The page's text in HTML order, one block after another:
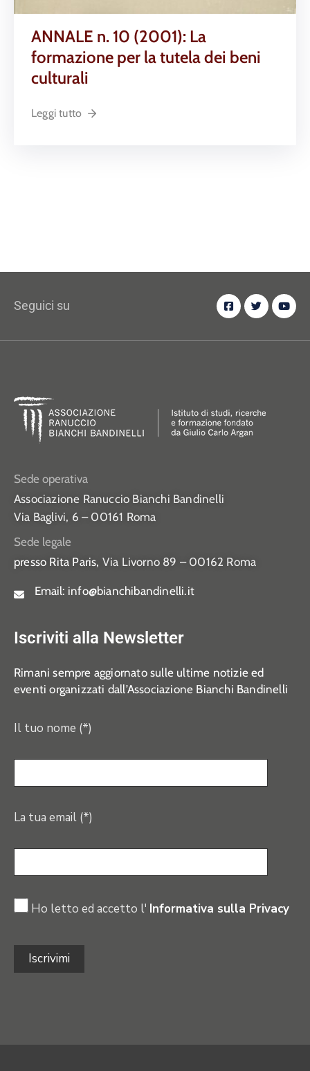
ANNALE n. 10 (2001): La
formazione per la tutela dei beni
culturali
Leggi tutto
Seguici su
Sede operativa
Associazione Ranuccio Bianchi Bandinelli
Via Baglivi, 6 – 00161 Roma
Sede legale
presso Rita Paris, Via Livorno 89 – 00162 Roma
Email: info@bianchibandinelli.it
Iscriviti alla Newsletter
Rimani sempre aggiornato sulle ultime notizie ed
eventi organizzati dall’Associazione Bianchi Bandinelli
Il tuo nome (*)
La tua email (*)
Ho letto ed accetto l' Informativa sulla Privacy